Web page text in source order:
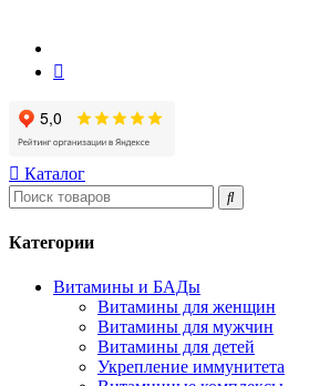
Каталог
Категории
Витамины и БАДы
Витамины для женщин
Витамины для мужчин
Витамины для детей
Укрепление иммунитета